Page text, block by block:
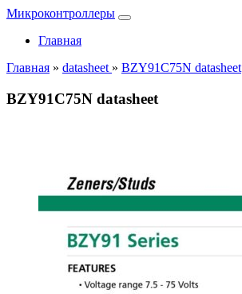
Микроконтроллеры
Главная
Главная » datasheet » BZY91C75N datasheet
BZY91C75N datasheet